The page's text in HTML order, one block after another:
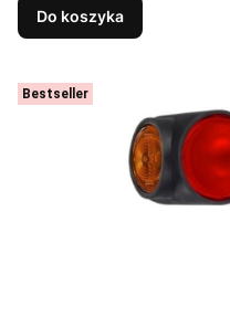
Do koszyka
Bestseller